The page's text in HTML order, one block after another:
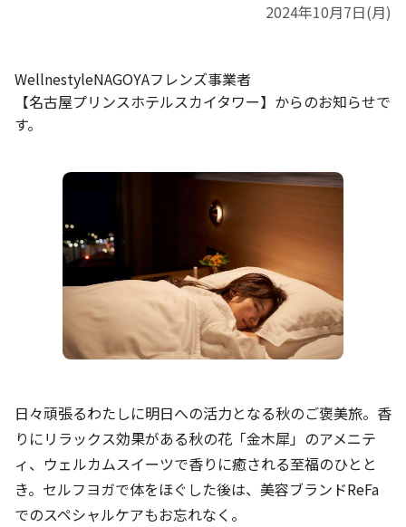
2024年10月7日(月)
WellnestyleNAGOYAフレンズ事業者
【名古屋プリンスホテルスカイタワー】からのお知らせで
す。
日々頑張るわたしに明日への活力となる秋のご褒美旅。香
りにリラックス効果がある秋の花「金木犀」のアメニテ
ィ、ウェルカムスイーツで香りに癒される至福のひとと
き。セルフヨガで体をほぐした後は、美容ブランドReFa
でのスペシャルケアもお忘れなく。